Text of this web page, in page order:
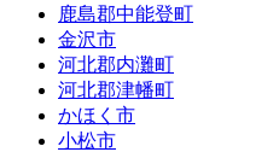
鹿島郡中能登町
金沢市
河北郡内灘町
河北郡津幡町
かほく市
小松市